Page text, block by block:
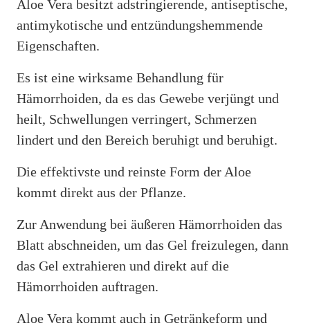
Aloe Vera besitzt adstringierende, antiseptische,
antimykotische und entzündungshemmende
Eigenschaften.
Es ist eine wirksame Behandlung für
Hämorrhoiden, da es das Gewebe verjüngt und
heilt, Schwellungen verringert, Schmerzen
lindert und den Bereich beruhigt und beruhigt.
Die effektivste und reinste Form der Aloe
kommt direkt aus der Pflanze.
Zur Anwendung bei äußeren Hämorrhoiden das
Blatt abschneiden, um das Gel freizulegen, dann
das Gel extrahieren und direkt auf die
Hämorrhoiden auftragen.
Aloe Vera kommt auch in Getränkeform und